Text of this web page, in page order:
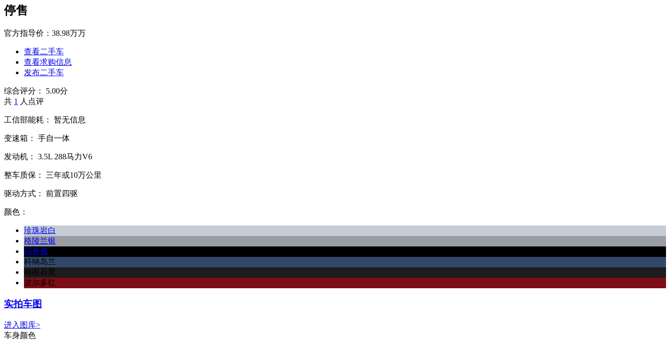
停售
官方指导价： 38.98万万
查看二手车
查看求购信息
发布二手车
综合评分：
5.00分
共 1 人点评
工信部能耗： 暂无信息
变速箱： 手自一体
发动机： 3.5L 288马力V6
整车质保： 三年或10万公里
驱动方式： 前置四驱
颜色：
珍珠岩白
格陵兰银
玛奇褐
科纳岛兰
猫眼石黑
波尔多红
实拍车图
进入图库>
车身颜色